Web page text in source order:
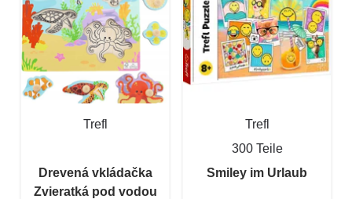
Trefl
Drevená vkládačka
Zvieratká pod vodou
Trefl
300 Teile
Smiley im Urlaub